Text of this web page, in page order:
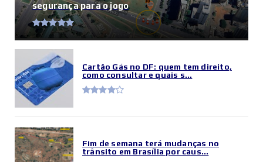
segurança para o jogo
Cartão Gás no DF: quem tem direito,
como consultar e quais s...
Fim de semana terá mudanças no
trânsito em Brasília por caus...